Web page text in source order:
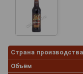
Страна производства
Объём